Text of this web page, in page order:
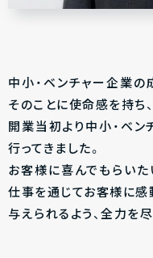
中小・ベンチャー企業
そのことに使命感を持ち、
開業当初より中小・ベ
行ってきました。
お客様に喜んでもらい
仕事を通じてお客様に感
与えられるよう、全力を尽